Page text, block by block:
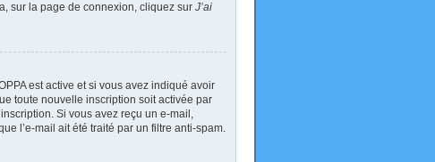
sur la page de connexion, cliquez sur J’ai
est active et si vous avez indiqué avoir
toute nouvelle inscription soit activée par
Si vous avez reçu un e-mail,
l’e-mail ait été traité par un filtre anti-spam.